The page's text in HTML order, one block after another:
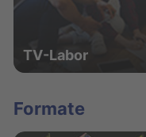
TV-Labor
Formate